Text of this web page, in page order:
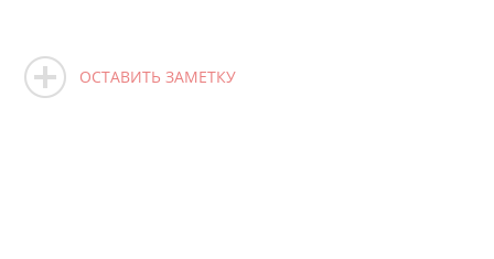
ОСТАВИТЬ ЗАМЕТКУ